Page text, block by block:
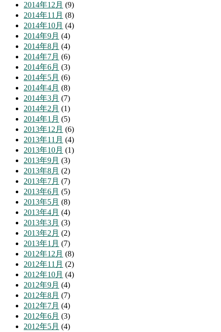
2014年12月 (9)
2014年11月 (8)
2014年10月 (4)
2014年9月 (4)
2014年8月 (4)
2014年7月 (6)
2014年6月 (3)
2014年5月 (6)
2014年4月 (8)
2014年3月 (7)
2014年2月 (1)
2014年1月 (5)
2013年12月 (6)
2013年11月 (4)
2013年10月 (1)
2013年9月 (3)
2013年8月 (2)
2013年7月 (7)
2013年6月 (5)
2013年5月 (8)
2013年4月 (4)
2013年3月 (3)
2013年2月 (2)
2013年1月 (7)
2012年12月 (8)
2012年11月 (2)
2012年10月 (4)
2012年9月 (4)
2012年8月 (7)
2012年7月 (4)
2012年6月 (3)
2012年5月 (4)